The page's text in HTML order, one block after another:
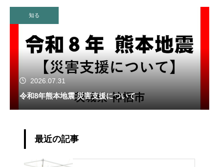
知る
2026.07.31
令和8年熊本地震 災害支援について
最近の記事